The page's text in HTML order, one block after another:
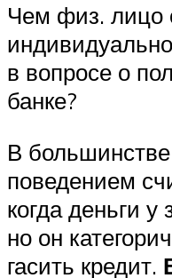
Чем физ. лицо
в вопросе о
банке?
В
поведением
когда деньги
но он
гасить кредит.